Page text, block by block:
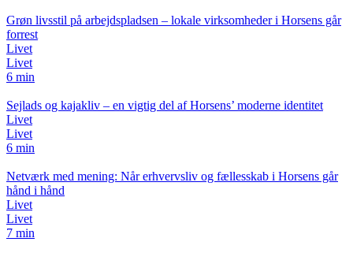
Grøn livsstil på arbejdspladsen – lokale virksomheder i Horsens går
forrest
Livet
Livet
6 min
Sejlads og kajakliv – en vigtig del af Horsens’ moderne identitet
Livet
Livet
6 min
Netværk med mening: Når erhvervsliv og fællesskab i Horsens går
hånd i hånd
Livet
Livet
7 min